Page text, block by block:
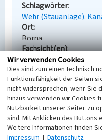
Schlagwörter
Wehr (Stauanlage)
Ort
Borna
Fachsicht(en)
Denkmalpflege
Erfassungsmaßstab
i.d.R. 1:5.000 (größer als
Erfassungsmethode
Übernahme aus
Wir verwenden Cookies
Dies sind zum einen technisch
Funktionsfähigkeit der Seiten
nicht widersprechen, wenn Sie
hinaus verwenden wir Cookies
Nutzbarkeit unserer Seiten zu
sind. Mit Anklicken des Buttons
Weitere Informationen finden
Impressum | Datenschutz